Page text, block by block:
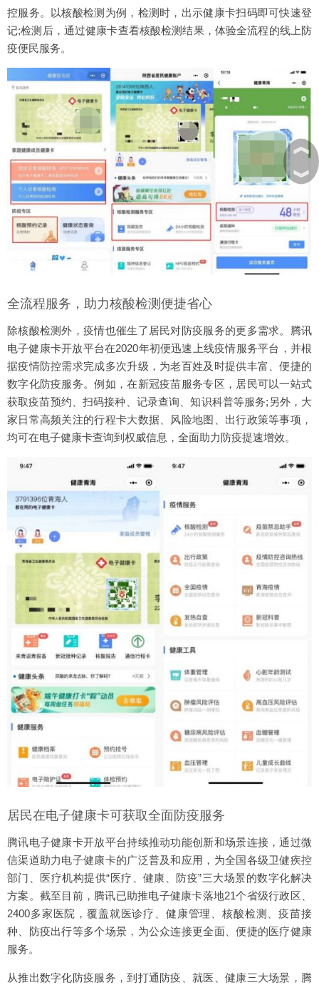
控服务。以核酸检测为例，检测时，出示健康卡扫码即可快速登
记;检测后，通过健康卡查看核酸检测结果，体验全流程的线上防
疫便民服务。
全流程服务，助力核酸检测便捷省心
除核酸检测外，疫情也催生了居民对防疫服务的更多需求。腾讯
电子健康卡开放平台在2020年初便迅速上线疫情服务平台，并根
据疫情防控需求完成多次升级，为老百姓及时提供丰富、便捷的
数字化防疫服务。例如，在新冠疫苗服务专区，居民可以一站式
获取疫苗预约、扫码接种、记录查询、知识科普等服务;另外，大
家日常高频关注的行程卡大数据、风险地图、出行政策等事项，
均可在电子健康卡查询到权威信息，全面助力防疫提速增效。
居民在电子健康卡可获取全面防疫服务
腾讯电子健康卡开放平台持续推动功能创新和场景连接，通过微
信渠道助力电子健康卡的广泛普及和应用，为全国各级卫健疾控
部门、医疗机构提供“医疗、健康、防疫”三大场景的数字化解决
方案。截至目前，腾讯已助推电子健康卡落地21个省级行政区、
2400多家医院，覆盖就医诊疗、健康管理、核酸检测、疫苗接
种、防疫出行等多个场景，为公众连接更全面、便捷的医疗健康
服务。
从推出数字化防疫服务，到打通防疫、就医、健康三大场景，腾
︽
︾